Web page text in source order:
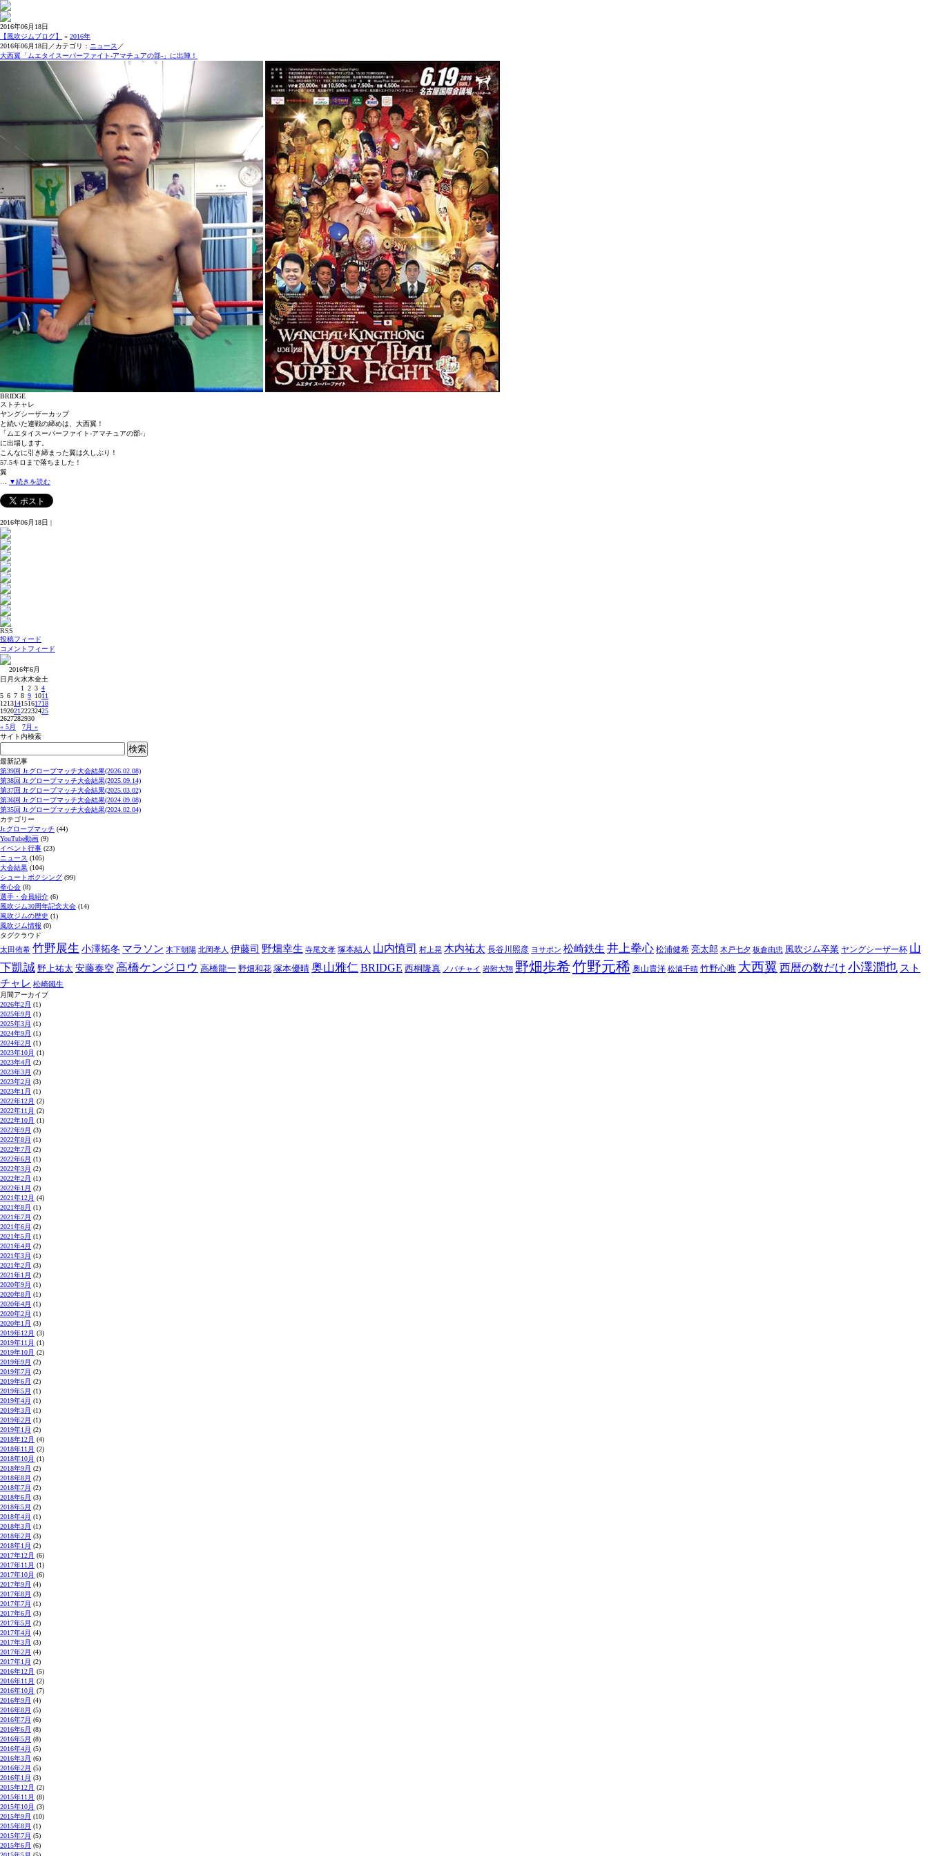
2016年06月18日
【風吹ジムブログ】
» 2016年
2016年06月18日／カテゴリ： ニュース ／
大西翼「ムエタイスーパーファイト-アマチュアの部-」に出陣！
BRIDGE
ストチャレ
ヤングシーザーカップ
と続いた連戦の締めは、大西翼！
「ムエタイスーパーファイト-アマチュアの部-」
に出場します。
こんなに引き締まった翼は久しぶり！
57.5キロまで落ちました！
翼
▼続きを読む
2016年06月18日 |
RSS
投稿フィード
コメントフィード
2016年6月
日 月 火水木金土
1
2 3 4
5 6 7 8 9 1011
12131415161718
19202122232425
2627282930
« 5月
7月 »
サイト内検索
最新記事
第39回 Jr.グローブマッチ大会結果(2026.02.08)
第38回 Jr.グローブマッチ大会結果(2025.09.14)
第37回 Jr.グローブマッチ大会結果(2025.03.02)
第36回 Jr.グローブマッチ大会結果(2024.09.08)
第35回 Jr.グローブマッチ大会結果(2024.02.04)
カテゴリー
Jr.グローブマッチ (44)
YouTube動画 (9)
イベント行事 (23)
ニュース (105)
大会結果 (104)
シュートボクシング (99)
拳心会 (8)
選手・会員紹介 (6)
風吹ジム30周年記念大会 (14)
風吹ジムの歴史 (1)
風吹ジム情報 (0)
タグクラウド
太田侑希 竹野展生 小澤拓冬 マラソン 木下朝陽 北岡孝人 伊藤司 野畑幸生 寺尾文孝 塚本結人 山内慎司 村上晃 木内祐太 長谷川照彦 ヨサポン 松崎鉄生 井上拳心 松浦健希 亮太郎 木戸七夕 板倉由忠 風吹ジム卒業 ヤングシーザー杯 山
下凱誠 野上祐太 安藤奏空 高橋ケンジロウ 高橋龍一 野畑和花 塚本優晴 奥山雅仁BRIDGE 西桐隆真 ノバチャイ 岩附大翔 野畑歩希竹野元稀 奥山貴洋 松浦千晴 竹野心唯 大西翼 西暦の数だけ 小澤潤也 スト
チャレ 松崎鐵生
月間アーカイブ
2026年2月 (1)
2025年9月 (1)
2025年3月 (1)
2024年9月 (1)
2024年2月 (1)
2023年10月 (1)
2023年4月 (2)
2023年3月 (2)
2023年2月 (3)
2023年1月 (1)
2022年12月 (2)
2022年11月 (2)
2022年10月 (1)
2022年9月 (3)
2022年8月 (1)
2022年7月 (2)
2022年6月 (1)
2022年3月 (2)
2022年2月 (1)
2022年1月 (2)
2021年12月 (4)
2021年8月 (1)
2021年7月 (2)
2021年6月 (2)
2021年5月 (1)
2021年4月 (2)
2021年3月 (1)
2021年2月 (3)
2021年1月 (2)
2020年9月 (1)
2020年8月 (1)
2020年4月 (1)
2020年2月 (1)
2020年1月 (3)
2019年12月 (3)
2019年11月 (1)
2019年10月 (2)
2019年9月 (2)
2019年7月 (2)
2019年6月 (2)
2019年5月 (1)
2019年4月 (1)
2019年3月 (1)
2019年2月 (1)
2019年1月 (2)
2018年12月 (4)
2018年11月 (2)
2018年10月 (1)
2018年9月 (2)
2018年8月 (2)
2018年7月 (2)
2018年6月 (3)
2018年5月 (2)
2018年4月 (1)
2018年3月 (1)
2018年2月 (3)
2018年1月 (2)
2017年12月 (6)
2017年11月 (1)
2017年10月 (6)
2017年9月 (4)
2017年8月 (3)
2017年7月 (1)
2017年6月 (3)
2017年5月 (2)
2017年4月 (4)
2017年3月 (3)
2017年2月 (4)
2017年1月 (2)
2016年12月 (5)
2016年11月 (2)
2016年10月 (7)
2016年9月 (4)
2016年8月 (5)
2016年7月 (6)
2016年6月 (8)
2016年5月 (8)
2016年4月 (5)
2016年3月 (6)
2016年2月 (5)
2016年1月 (3)
2015年12月 (2)
2015年11月 (8)
2015年10月 (3)
2015年9月 (10)
2015年8月 (1)
2015年7月 (5)
2015年6月 (6)